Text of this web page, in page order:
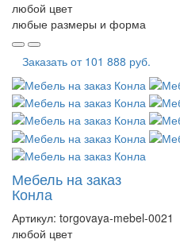
любой цвет
любые размеры и форма
Заказать от 101 888 руб.
Мебель на заказ
Конла
Артикул: torgovaya-mebel-0021
любой цвет